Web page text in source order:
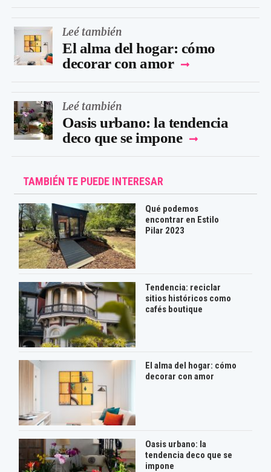
Leé también
El alma del hogar: cómo
decorar con amor
Leé también
Oasis urbano: la tendencia
deco que se impone
TAMBIÉN TE PUEDE INTERESAR
Qué podemos
encontrar en Estilo
Pilar 2023
Tendencia: reciclar
sitios históricos como
cafés boutique
El alma del hogar: cómo
decorar con amor
Oasis urbano: la
tendencia deco que se
impone